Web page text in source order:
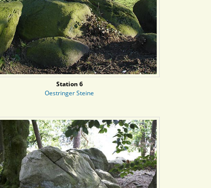
Station 6
Oestringer Steine